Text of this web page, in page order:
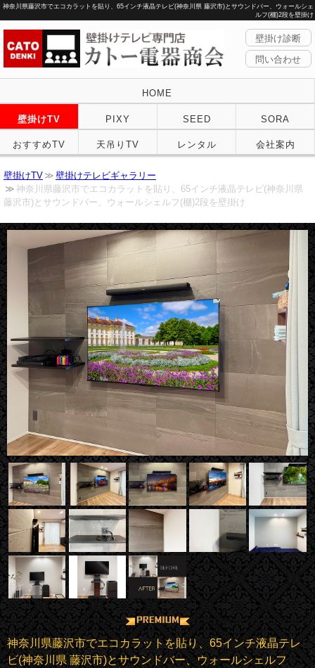
神奈川県藤沢市でエコカラットを貼り、65インチ液晶テレビ(神奈川県 藤沢市)とサウンドバー、ウォールシェ
ルフ(棚)2段を壁掛け
壁掛け診断
問い合わせ
HOME
壁掛けTV PIXY SEED SORA
おすすめTV 天吊りTV レンタル 会社案内
壁掛けTV
壁掛けテレビギャラリー
神奈川県藤沢市でエコカラットを貼り、65インチ液晶テレビ(神奈川県
藤沢市)とサウンドバー、ウォールシェルフ(棚)2段を壁掛け
神奈川県藤沢市でエコカラットを貼り、65インチ液晶テレ
ビ(神奈川県 藤沢市)とサウンドバー、ウォールシェルフ